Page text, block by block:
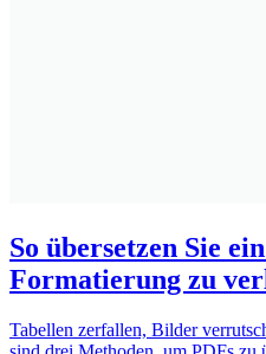
So übersetzen Sie
Formatierung zu
Tabellen zerfallen, Bilder